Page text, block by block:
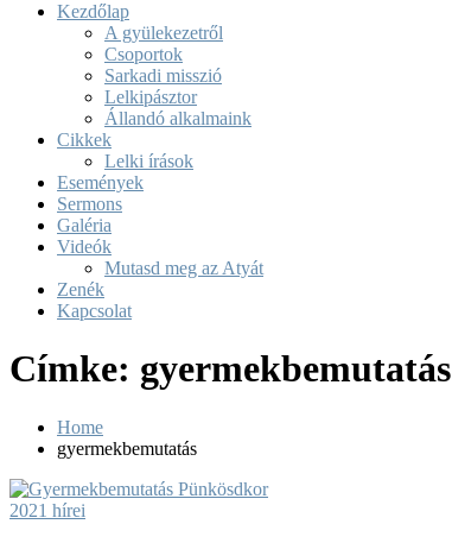
Kezdőlap
A gyülekezetről
Csoportok
Sarkadi misszió
Lelkipásztor
Állandó alkalmaink
Cikkek
Lelki írások
Események
Sermons
Galéria
Videók
Mutasd meg az Atyát
Zenék
Kapcsolat
Címke: gyermekbemutatás
Home
gyermekbemutatás
2021 hírei